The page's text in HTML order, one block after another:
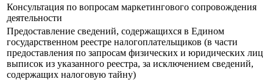
Консультация по вопросам маркетингового сопровождения
деятельности
Предоставление сведений, содержащихся в Едином
государственном реестре налогоплательщиков (в части
предоставления по запросам физических и юридических лиц
выписок из указанного реестра, за исключением сведений,
содержащих налоговую тайну)